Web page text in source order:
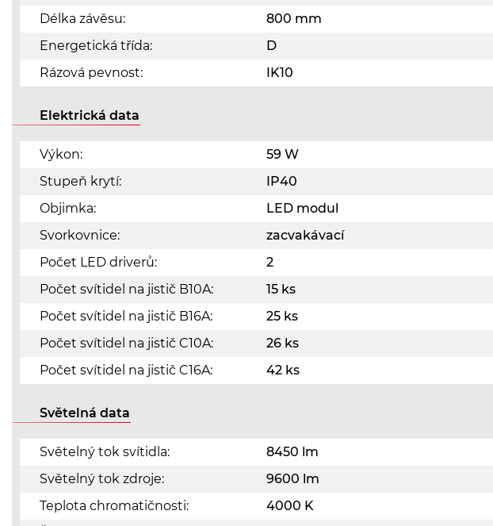
Délka závěsu:
800 mm
Energetická třída:
D
Rázová pevnost:
IK10
Elektrická data
Výkon:
59 W
Stupeň krytí:
IP40
Objimka:
LED modul
Svorkovnice:
zacvakávací
Počet LED driverů:
2
Počet svítidel na jistič B10A:
15 ks
Počet svítidel na jistič B16A:
25 ks
Počet svítidel na jistič C10A:
26 ks
Počet svítidel na jistič C16A:
42 ks
Světelná data
Světelný tok svítidla:
8450 lm
Světelný tok zdroje:
9600 lm
Teplota chromatičnosti:
4000 K